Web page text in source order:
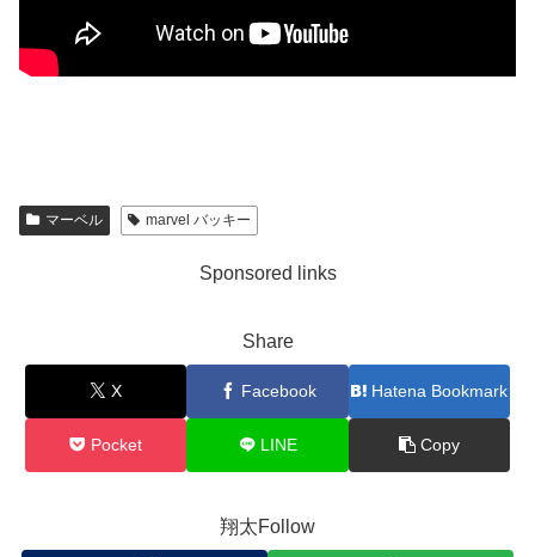
マーベル marvel バッキー
Sponsored links
Share
X Facebook Hatena Bookmark
Pocket LINE Copy
翔太Follow